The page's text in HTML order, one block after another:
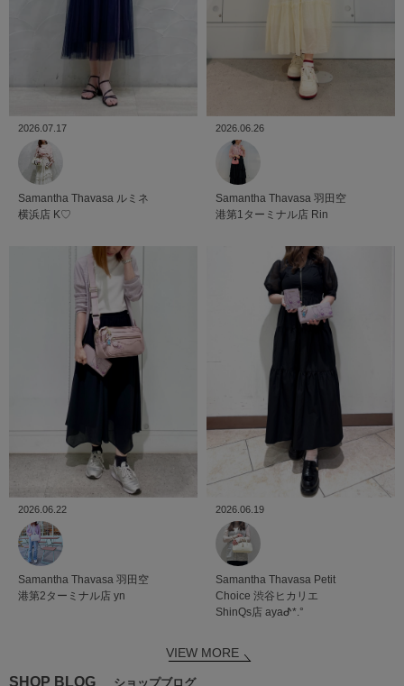
2026.07.17
Samantha Thavasa ルミネ
横浜店 K♡
2026.06.26
Samantha Thavasa 羽田空
港第1ターミナル店 Rin
2026.06.22
Samantha Thavasa 羽田空
港第2ターミナル店 yn
2026.06.19
Samantha Thavasa Petit
Choice 渋谷ヒカリエ
ShinQs店 ayaᕷ*.°
VIEW MORE
SHOP BLOG ショップブログ